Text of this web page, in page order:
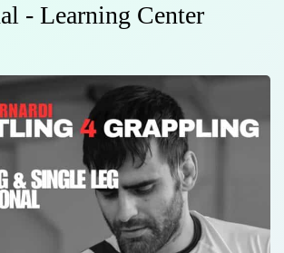
- Learning Center